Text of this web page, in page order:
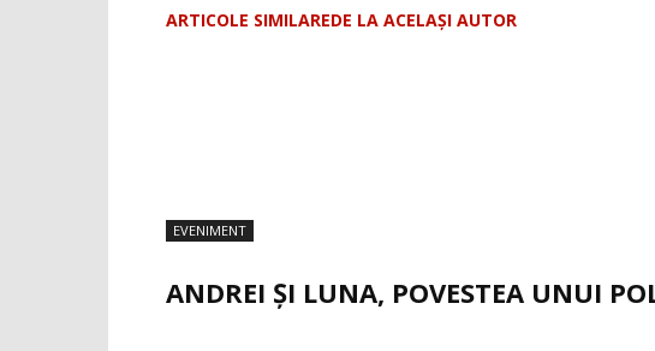
ARTICOLE SIMILAREDE LA ACELAȘI AUTOR
EVENIMENT
ANDREI ȘI LUNA, POVESTEA UNUI